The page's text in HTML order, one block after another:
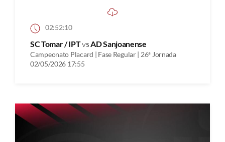
02:52:10
SC Tomar / IPTvsAD Sanjoanense
Campeonato Placard | Fase Regular | 26ª Jornada
02/05/2026 17:55